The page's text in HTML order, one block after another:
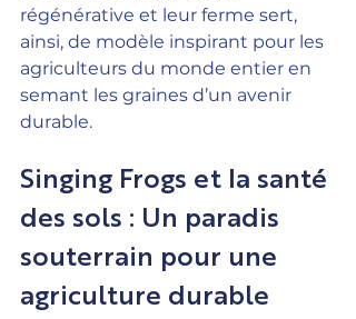
régénérative et leur ferme sert,
ainsi, de modèle inspirant pour les
agriculteurs du monde entier en
semant les graines d’un avenir
durable.
Singing Frogs et la santé
des sols : Un paradis
souterrain pour une
agriculture durable